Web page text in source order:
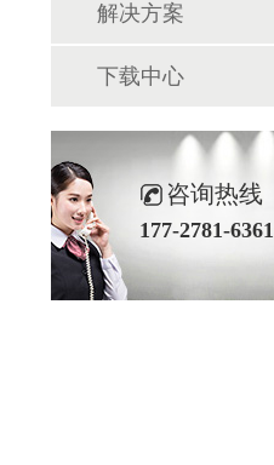
解决方案
下载中心
咨询热线
177-2781-6361